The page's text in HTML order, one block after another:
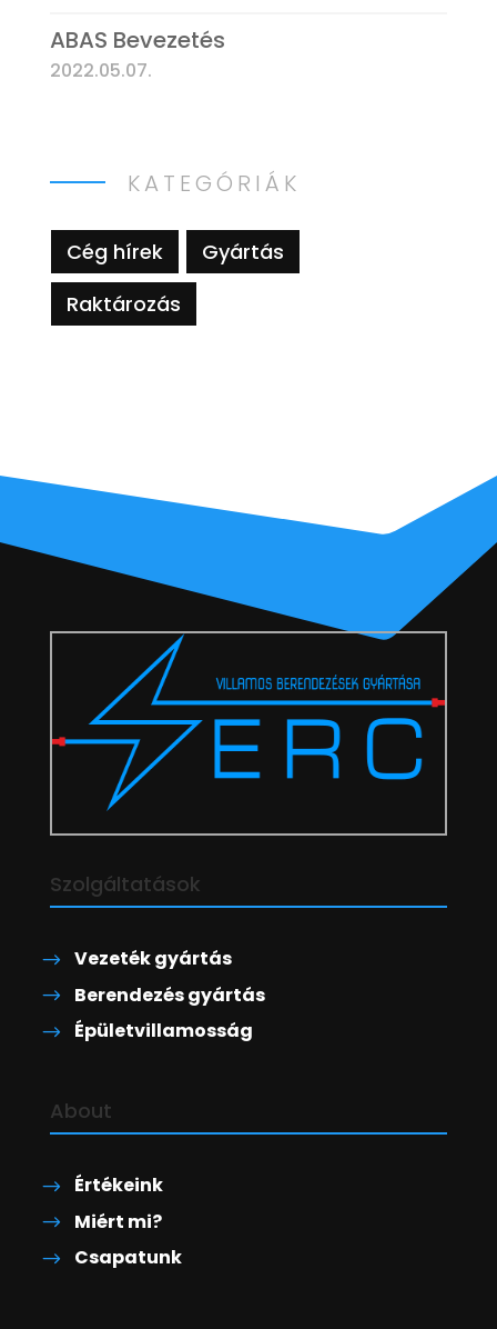
ABAS Bevezetés
2022.05.07.
KATEGÓRIÁK
Cég hírek
Gyártás
Raktározás
Szolgáltatások
Vezeték gyártás
Berendezés gyártás
Épületvillamosság
About
Értékeink
Miért mi?
Csapatunk